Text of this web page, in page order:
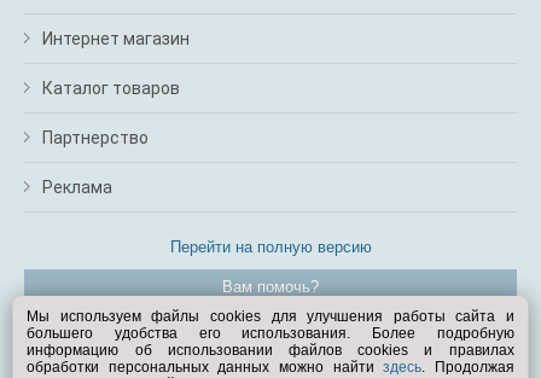
Интернет магазин
Каталог товаров
Партнерство
Реклама
Перейти на полную версию
Вам помочь?
© Exist.ru 1998—2026
Мы используем файлы cookies для улучшения работы сайта и
большего удобства его использования. Более подробную
информацию об использовании файлов cookies и правилах
обработки персональных данных можно найтиздесь. Продолжая